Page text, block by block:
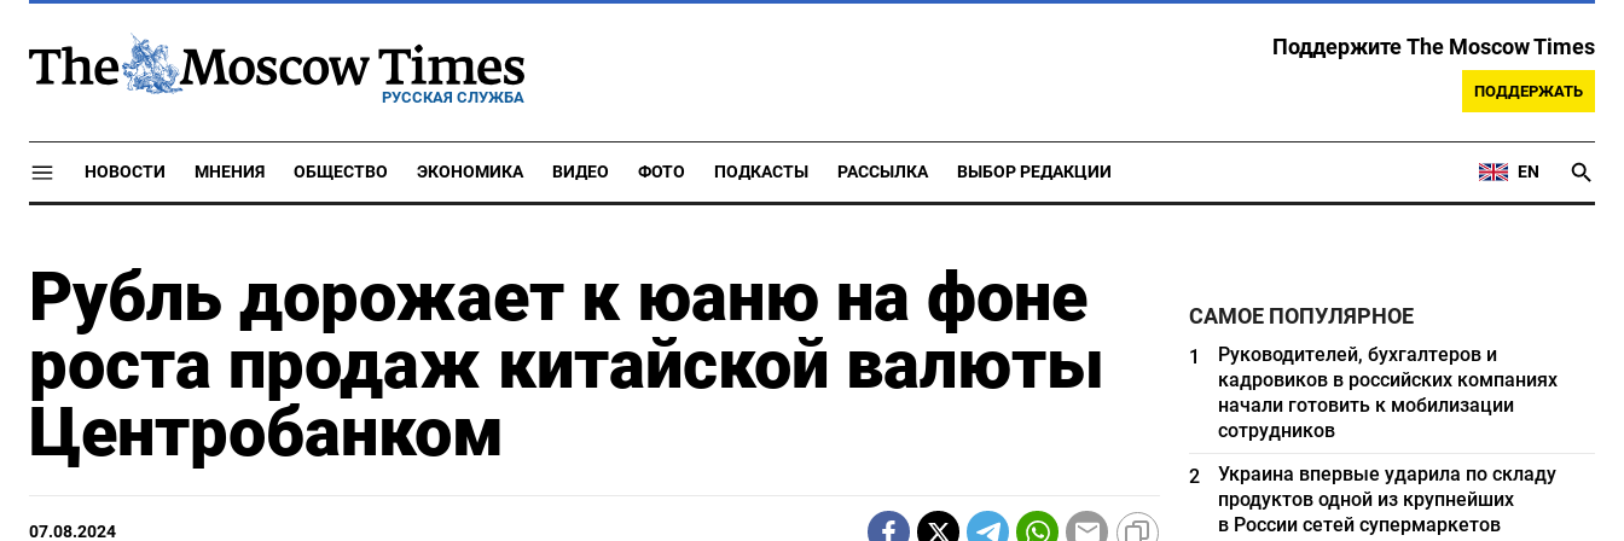
РУССКАЯ СЛУЖБА
Поддержите The Moscow Times
ПОДДЕРЖАТЬ
НОВОСТИ МНЕНИЯ ОБЩЕСТВО ЭКОНОМИКА ВИДЕО ФОТО ПОДКАСТЫ РАССЫЛКА ВЫБОР РЕДАКЦИИ EN
Рубль дорожает к юаню на фоне
роста продаж китайской валюты
Центробанком
07.08.2024
САМОЕ ПОПУЛЯРНОЕ
1
Руководителей, бухгалтеров и
кадровиков в российских компаниях
начали готовить к мобилизации
сотрудников
2
Украина впервые ударила по складу
продуктов одной из крупнейших
в России сетей супермаркетов